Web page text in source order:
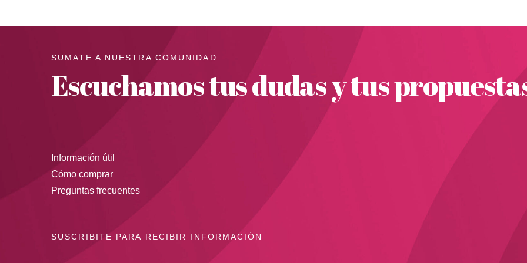
SUMATE A NUESTRA COMUNIDAD
Escuchamos tus dudas y tus
Información útil
Cómo comprar
Preguntas frecuentes
SUSCRIBITE PARA RECIBIR INFORMACIÓN